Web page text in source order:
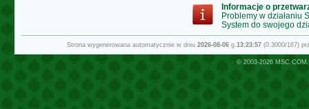
Informacje o
Problemy w działaniu
System do swojego
Strona wygenerowana automatycznie w dniu 2026-08-06g.13:23:57(0.3000/167)
© 2003-2026